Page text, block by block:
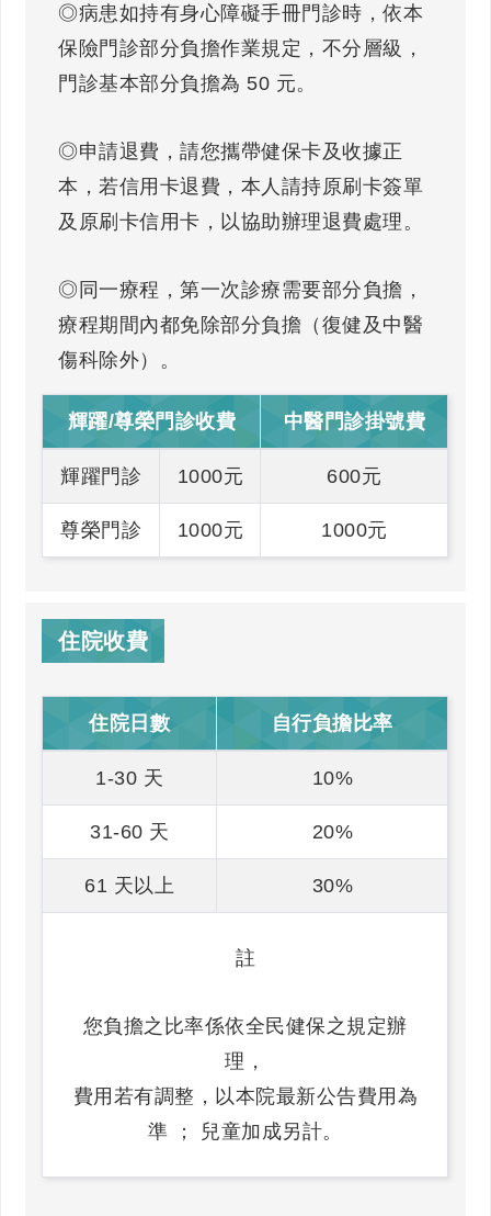
◎病患如持有身心障礙手冊門診時，依本
保險門診部分負擔作業規定，不分層級，
門診基本部分負擔為 50 元。
◎申請退費，請您攜帶健保卡及收據正
本，若信用卡退費，本人請持原刷卡簽單
及原刷卡信用卡，以協助辦理退費處理。
◎同一療程，第一次診療需要部分負擔，
療程期間內都免除部分負擔（復健及中醫
傷科除外）。
輝躍/尊榮門診收費 中醫門診掛號費
輝躍門診 1000元 600元
尊榮門診 1000元 1000元
住院收費
住院日數 自行負擔比率
1-30 天 10%
31-60 天 20%
61 天以上 30%
註
您負擔之比率係依全民健保之規定辦
理，
費用若有調整，以本院最新公告費用為
準 ； 兒童加成另計。